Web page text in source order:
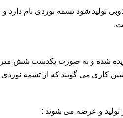
تولید شود تسمه نوردی نام دارد
شده و به صورت یکدست شش متری
کاری می گویند که از تسمه
و عرضه می شوند :